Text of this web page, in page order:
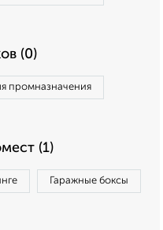
(0)
промназначения
(1)
Гаражные боксы